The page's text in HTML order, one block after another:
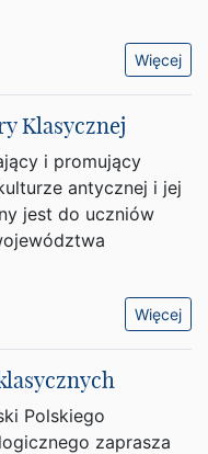
Więcej
Klasycznej
i promujący
antycznej i jej
jest do uczniów
Więcej
Polskiego
zaprasza